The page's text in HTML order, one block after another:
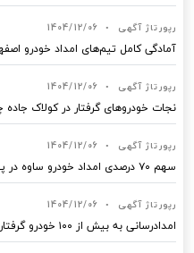
رپورتاژ آگهی •
1404/12/06
آمادگی کامل تیم‌های امداد خودرو
رپورتاژ آگهی •
1404/12/06
نجات خودروهای گرفتار در کولاک
رپورتاژ آگهی •
1404/12/06
سهم ۷۰ درصدی امداد خودرو ساوه در پیشگیری از حوادث جاده‌ای
رپورتاژ آگهی •
1404/12/06
امدادرسانی به بیش از ۱۰۰ خودرو گرفتار در یک هفته اخیر در اهواز